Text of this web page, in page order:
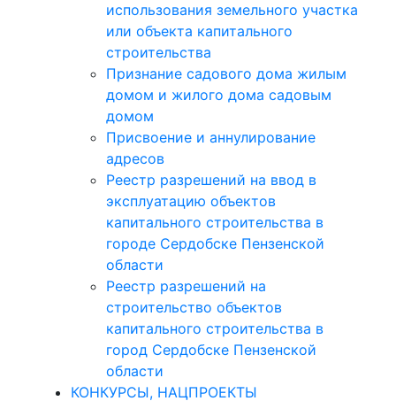
использования земельного участка
или объекта капитального
строительства
Признание садового дома жилым
домом и жилого дома садовым
домом
Присвоение и аннулирование
адресов
Реестр разрешений на ввод в
эксплуатацию объектов
капитального строительства в
городе Сердобске Пензенской
области
Реестр разрешений на
строительство объектов
капитального строительства в
город Сердобске Пензенской
области
КОНКУРСЫ, НАЦПРОЕКТЫ